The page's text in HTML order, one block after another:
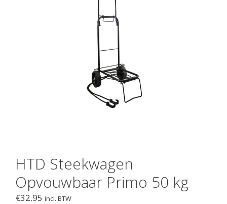
HTD Steekwagen
Opvouwbaar Primo 50 kg
€32.95 incl. BTW